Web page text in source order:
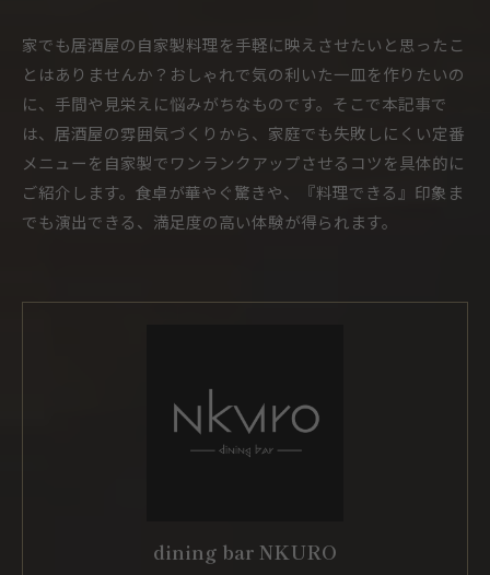
家でも居酒屋の自家製料理を手軽に映えさせたいと思ったこ
とはありませんか？おしゃれで気の利いた一皿を作りたいの
に、手間や見栄えに悩みがちなものです。そこで本記事で
は、居酒屋の雰囲気づくりから、家庭でも失敗しにくい定番
メニューを自家製でワンランクアップさせるコツを具体的に
ご紹介します。食卓が華やぐ驚きや、『料理できる』印象ま
でも演出できる、満足度の高い体験が得られます。
dining bar NKURO